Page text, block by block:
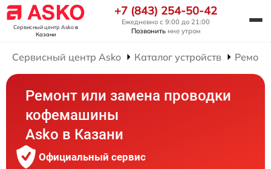
Сервисный центр Askoв
Казани
+7 (843) 254-50-42
Ежедневно с 9:00 до 21:00
Позвонить мне утром
Сервисный центр Asko Каталог устройств
Ремонт или замена проводки
кофемашины
Asko в Казани
Официальный сервис